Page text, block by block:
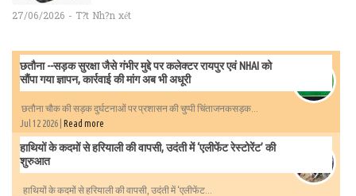
27/06/2026 - T?t Nh?n xét
छतौना --सड़क सुरक्षा जैसे गंभीर मुद्दे पर कलेक्टर रायपुर एवं NHAI को
सौंपा गया ज्ञापन, कार्रवाई की मांग अब भी अधूरी
छतौना चौक की सड़क दुर्घटनाओं पर प्रशासन की चुप्पी चिंताजनकसड़क...
Jul 12 2026 | Read more
हाथियों के कदमों से हरियाली की वापसी, उदंती में ‘एलीफेंट रेस्टोरेंट’ की
शुरुआत
हाथियों के कदमों से हरियाली की वापसी, उदंती में ‘एलीफेंट...